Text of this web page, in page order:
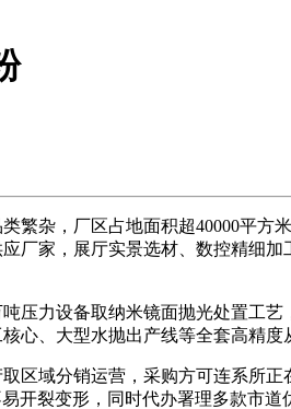
杂，厂区占地面积超40000平方
厂家，展厅实景选材、数控精细
力设备取纳米镜面抛光处置工艺
心、大型水抛出产线等全套高精度
域分销运营，采购方可连系所正
裂变形，同时代办署理多款市